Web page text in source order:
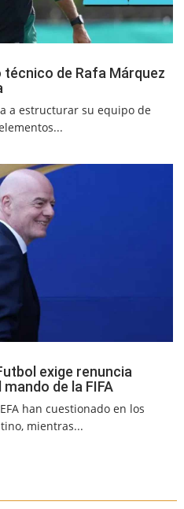
de Rafa Márquez
a estructurar su equipo de
exige renuncia
de la FIFA
han cuestionado en los
mientras...